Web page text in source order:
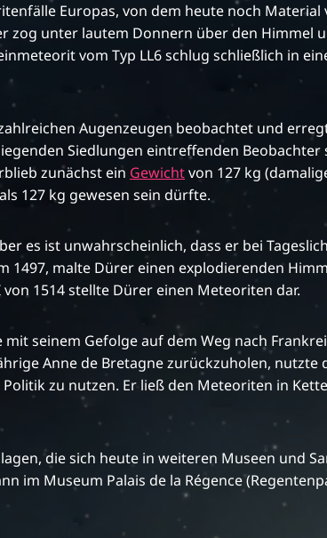
Europas, von dem heute noch
zog unter lautem Donnern über den Himmel
vom Typ LL6 schlug schließlich in
Augenzeugen beobachtet und
Siedlungen eintreffenden
zunächst ein Gewichtvon 127 kg
127 kg gewesen sein dürfte.
es ist unwahrscheinlich, dass er bei
1497, malte Dürer einen explodierenden
1514 stellte Dürer einen Meteoriten dar.
seinem Gefolge auf dem Weg nach
Anne de Bretagne zurückzuholen,
zu nutzen. Er ließ den Meteoriten in
die sich heute in weiteren Museen und
im Museum Palais de la Régence